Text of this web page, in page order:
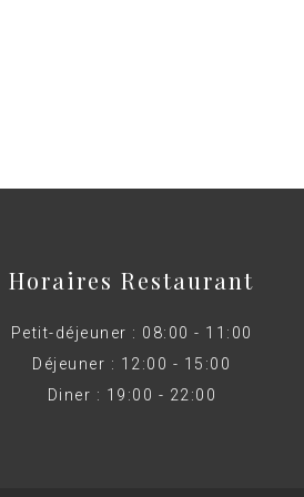
Horaires Restaurant
Petit-déjeuner : 08:00 - 11:00
Déjeuner : 12:00 - 15:00
Diner : 19:00 - 22:00